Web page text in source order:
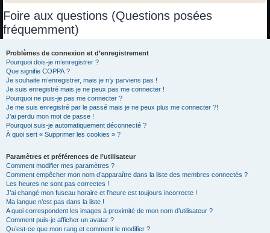
Foire aux questions (Questions posées
fréquemment)
Problèmes de connexion et d’enregistrement
Pourquoi dois-je m’enregistrer ?
Que signifie COPPA ?
Je souhaite m’enregistrer, mais je n’y parviens pas !
Je suis enregistré mais je ne peux pas me connecter !
Pourquoi ne puis-je pas me connecter ?
Je me suis enregistré par le passé mais je ne peux plus me connecter ?!
J’ai perdu mon mot de passe !
Pourquoi suis-je automatiquement déconnecté ?
À quoi sert « Supprimer les cookies » ?
Paramètres et préférences de l’utilisateur
Comment modifier mes paramètres ?
Comment empêcher mon nom d’apparaître dans la liste des membres connectés ?
Les heures ne sont pas correctes !
J’ai changé mon fuseau horaire et l’heure est toujours incorrecte !
Ma langue n’est pas dans la liste !
A quoi correspondent les images à proximité de mon nom d’utilisateur ?
Comment puis-je afficher un avatar ?
Qu’est-ce que mon rang et comment le modifier ?